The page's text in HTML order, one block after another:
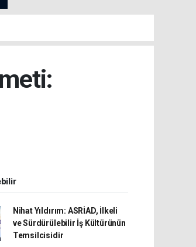
Nihat Yıldırım: ASRİAD, İlkeli
ve Sürdürülebilir İş Kültürünün
Temsilcisidir